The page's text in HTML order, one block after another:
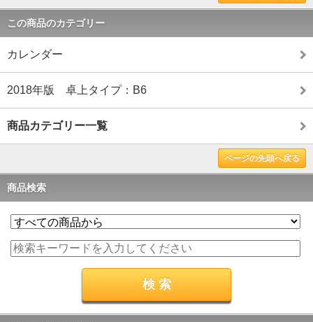
この商品のカテゴリー
カレンダー
2018年版 卓上タイプ：B6
商品カテゴリー一覧
ページの先頭へ戻る
商品検索